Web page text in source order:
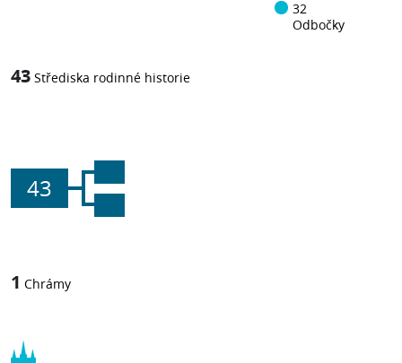
32
Odbočky
43 Střediska rodinné historie
43
1 Chrámy